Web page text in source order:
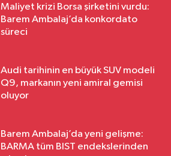
Maliyet krizi Borsa şirketini vurdu:
Barem Ambalaj’da konkordato
süreci
Audi tarihinin en büyük SUV modeli
Q9, markanın yeni amiral gemisi
oluyor
Barem Ambalaj’da yeni gelişme:
BARMA tüm BIST endekslerinden